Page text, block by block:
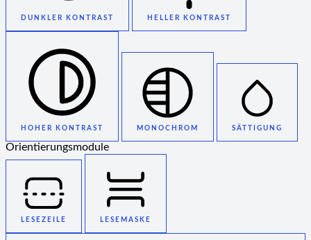
DUNKLER KONTRAST HELLER KONTRAST
HOHER KONTRAST MONOCHROM SÄTTIGUNG
Orientierungsmodule
LESEZEILE LESEMASKE